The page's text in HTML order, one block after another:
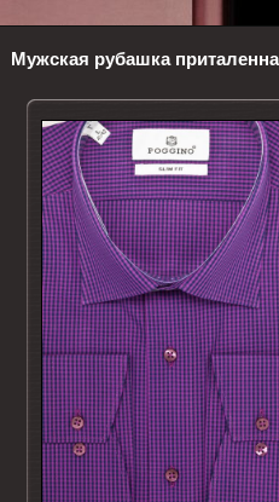
Мужская рубашка